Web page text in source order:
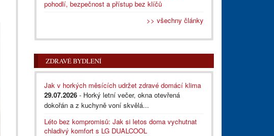
pohodlí, bezpečnost a přístup bez klíčů
>> všechny články
ZDRAVÉ BYDLENÍ
Jak v horkých měsících udržet zdravé domácí klima
29.07.2026 - Horký letní večer, okna otevřená
dokořán a z kuchyně voní skvělá...
Léto bez kompromisů: Jak si letos doma vychutnat
chladivý komfort s LG DUALCOOL